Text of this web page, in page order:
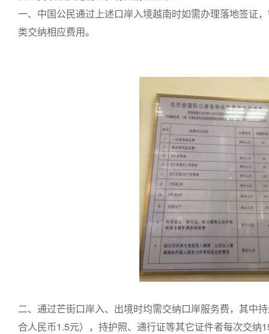
一、中国公民通过上述口岸入境越南时如需办理落地签证
类交纳相应费用。
二、通过芒街口岸入、出境时均需交纳口岸服务费，其中
合人民币1.5元），持护照、通行证等其它证件者每次交纳